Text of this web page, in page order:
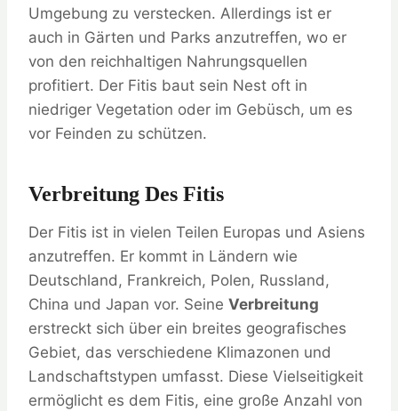
Umgebung zu verstecken. Allerdings ist er
auch in Gärten und Parks anzutreffen, wo er
von den reichhaltigen Nahrungsquellen
profitiert. Der Fitis baut sein Nest oft in
niedriger Vegetation oder im Gebüsch, um es
vor Feinden zu schützen.
Verbreitung Des Fitis
Der Fitis ist in vielen Teilen Europas und Asiens
anzutreffen. Er kommt in Ländern wie
Deutschland, Frankreich, Polen, Russland,
China und Japan vor. Seine Verbreitung
erstreckt sich über ein breites geografisches
Gebiet, das verschiedene Klimazonen und
Landschaftstypen umfasst. Diese Vielseitigkeit
ermöglicht es dem Fitis, eine große Anzahl von